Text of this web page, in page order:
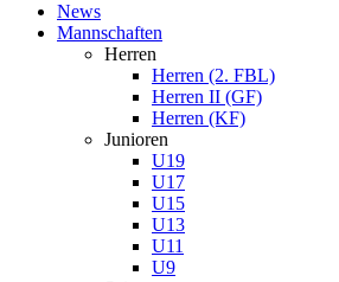
News
Mannschaften
Herren
Herren (2. FBL)
Herren II (GF)
Herren (KF)
Junioren
U19
U17
U15
U13
U11
U9